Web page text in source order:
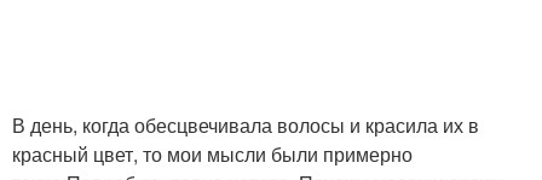
В день, когда обесцвечивала волосы и красила их в
красный цвет, то мои мысли были примерно